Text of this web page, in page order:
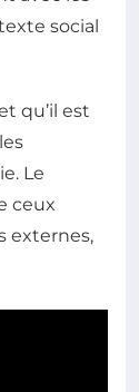
social
qu’il est
Le
ceux
externes,